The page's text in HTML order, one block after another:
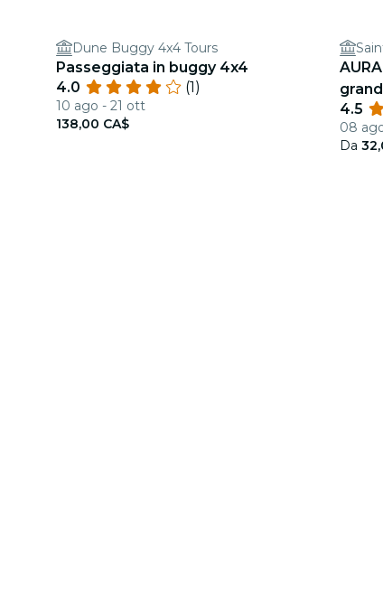
Dune Buggy 4x4 Tours
Passeggiata in buggy 4x4
4.0
(1)
10 ago - 21 ott
138,00 CA$
4.5
08
Da